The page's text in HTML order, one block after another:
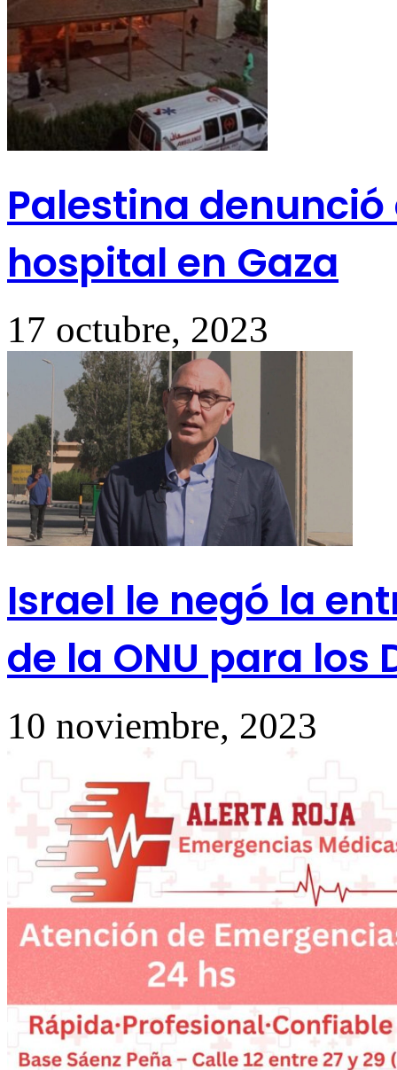
Palestina
hospital en Gaza
17 octubre, 2023
Israel le negó la
de la ONU para los
10 noviembre, 2023